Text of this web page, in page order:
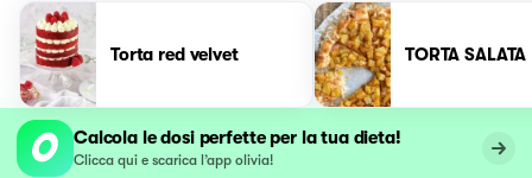
Torta red velvet TORTA SALATA
Calcola le dosi perfette per la tua dieta!
Clicca qui e scarica l’app olivia!